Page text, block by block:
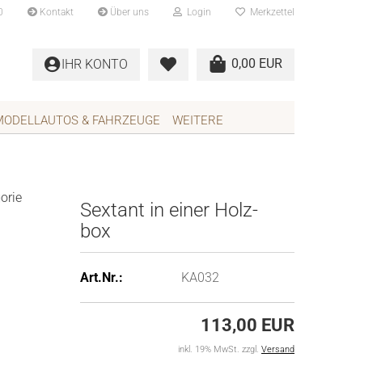
Kontakt Über uns Login Merkzettel
0,00 EUR
IHR KONTO
& FAHRZEUGE WEITERE
Sex­tant in einer Holz­
box
Art.Nr.: KA032
113,00 EUR
inkl. 19% MwSt. zzgl. Versand